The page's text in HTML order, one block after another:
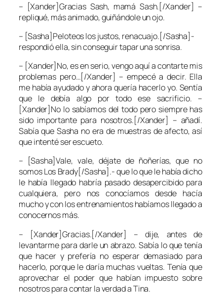
– [Xander]Gracias Sash, mamá Sash.[/Xander] –
repliqué, más animado, guiñándole un ojo.
– [Sasha]Peloteos los justos, renacuajo.[/Sasha]-
respondió ella, sin conseguir tapar una sonrisa.
– [Xander]No, es en serio, vengo aquí a contarte mis
problemas pero…[/Xander] – empecé a decir. Ella
me había ayudado y ahora quería hacerlo yo. Sentía
que le debía algo por todo ese sacrificio. –
[Xander]No lo sabíamos del todo pero siempre has
sido importante para nosotros.[/Xander] – añadí.
Sabía que Sasha no era de muestras de afecto, así
que intenté ser escueto.
– [Sasha]Vale, vale, déjate de ñoñerías, que no
somos Los Brady[/Sasha].- que lo que le había dicho
le había llegado habría pasado desapercibido para
cualquiera, pero nos conocíamos desde hacía
mucho y con los entrenamientos habíamos llegado a
conocernos más.
– [Xander]Gracias.[/Xander] – dije, antes de
levantarme para darle un abrazo. Sabía lo que tenía
que hacer y prefería no esperar demasiado para
hacerlo, porque le daría muchas vueltas. Tenía que
aprovechar el poder que habían impuesto sobre
nosotros para contar la verdad aTina.